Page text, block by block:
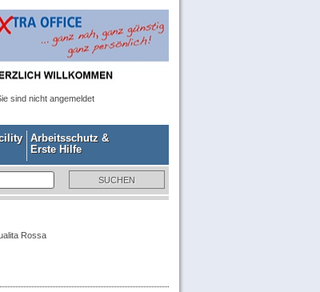
sind nicht angemeldet
Arbeitsschutz &
Erste Hilfe
Rossa